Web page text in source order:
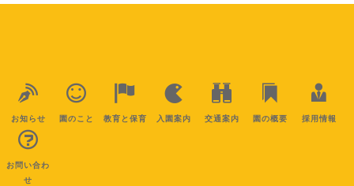
お知らせ 園のこと 教育と保育 入園案内 交通案内 園の概要 採用情報
お問い合わ
せ